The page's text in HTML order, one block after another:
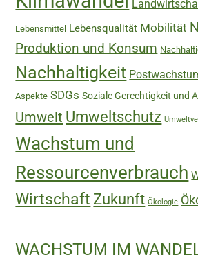
Lebensmittel Lebensqualität Mobilität
Produktion und Konsum
Nachhaltigkeit
Aspekte SDGs Soziale Gerechtigkeit und
Umwelt Umweltschutz
Wachstum und
Ressourcenverbrauch
Wirtschaft Zukunft Ökologie
WACHSTUM IM